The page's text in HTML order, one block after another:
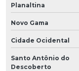
Planaltina
Novo Gama
Cidade Ocidental
Santo Antônio do
Descoberto